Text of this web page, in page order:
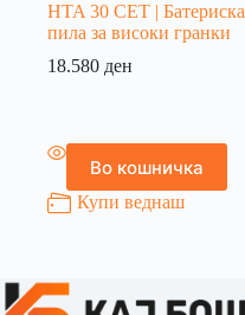
HTA 30 СЕТ | Батериска
пила за високи гранки
18.580 ден
Во кошничка
Купи веднаш